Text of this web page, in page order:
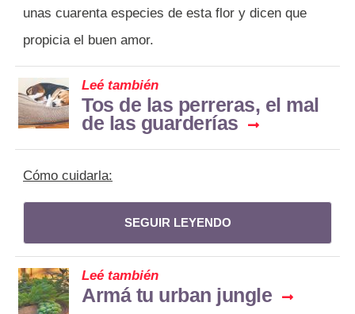
unas cuarenta especies de esta flor y dicen que
propicia el buen amor.
Leé también
Tos de las perreras, el mal
de las guarderías
Cómo cuidarla:
SEGUIR LEYENDO
Leé también
Armá tu urban jungle